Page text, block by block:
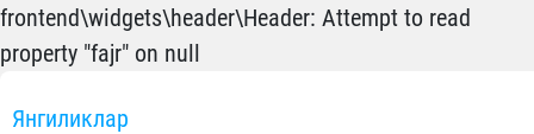
frontend\widgets\header\Header: Attempt to read
property "fajr" on null
Янгиликлар